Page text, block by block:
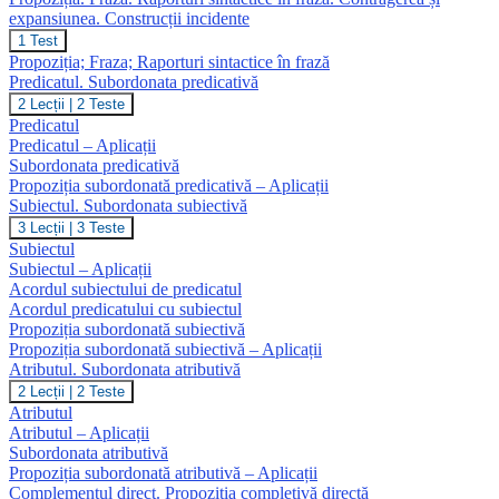
expansiunea. Construcții incidente
Propoziția.
Fraza.
Raporturi
sintactice
în
frază.
Contragerea
și
expansiunea.
Construcții
incidente
1 Test
Propoziția; Fraza; Raporturi sintactice în frază
Predicatul. Subordonata predicativă
Predicatul.
Subordonata
predicativă
2 Lecții 2 Teste
Predicatul
Predicatul – Aplicații
Subordonata predicativă
Propoziția subordonată predicativă – Aplicații
Subiectul. Subordonata subiectivă
Subiectul.
Subordonata
subiectivă
3 Lecții 3 Teste
Subiectul
Subiectul – Aplicații
Acordul subiectului de predicatul
Acordul predicatului cu subiectul
Propoziția subordonată subiectivă
Propoziția subordonată subiectivă – Aplicații
Atributul. Subordonata atributivă
Atributul.
Subordonata
atributivă
2 Lecții 2 Teste
Atributul
Atributul – Aplicații
Subordonata atributivă
Propoziția subordonată atributivă – Aplicații
Complementul direct. Propoziția completivă directă